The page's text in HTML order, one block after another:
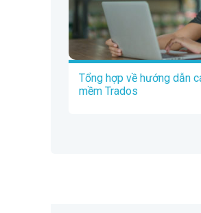
Tổng hợp về hướng dẫn
mềm Trados